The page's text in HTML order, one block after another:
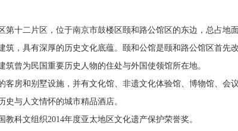
第十二片区，位于南京市鼓楼区颐和路公馆区的东边，总占地
筑，具有深厚的历史文化底蕴。颐和公馆是颐和路公馆区首先
筑曾为民国重要历史人物的住处与外国使领馆所在地。
客房和别墅设施，并有文化馆、非遗文化体验馆、博物馆、会
与人文情怀的城市精品酒店。
教科文组织2014年度亚太地区文化遗产保护荣誉奖。